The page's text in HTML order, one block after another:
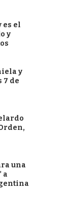
es el
y
y
7 de
una
a